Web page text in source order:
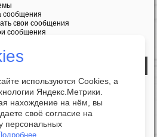
сообщения
свои сообщения
сообщения
используются Cookies, а
Яндекс.Метрики.
нахождение на нём, вы
своё согласие на
персональных